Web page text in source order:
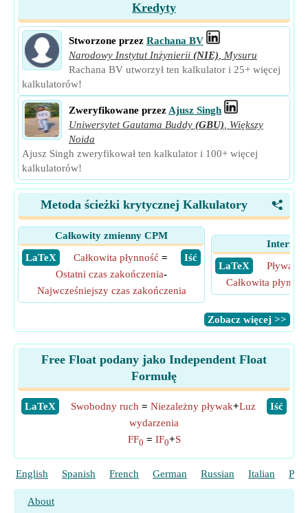
Kredyty
Stworzone przez Rachana BV
Narodowy Instytut Inżynierii (NIE)
Mysuru
Rachana BV utworzył ten kalkulator i 25+ więcej
kalkulatorów!
Zweryfikowane przez Ajusz Singh
Uniwersytet Gautama Buddy (GBU)
Większy
Noida
Ajusz Singh zweryfikował ten kalkulator i 100+ więcej
kalkulatorów!
<
Metoda ścieżki krytycznej Kalkulatory
Całkowity zmienny CPM
​ LaTeX
​ Iść
Całkowita płynność =
Ostatni czas zakończenia-
Najwcześniejszy czas zakończenia
​ LaTeX
Pływak
Całkowita
​Zobacz więcej >>
Free Float podany jako Independent Float
Formułę
​LaTeX ​Iść
Swobodny ruch = Niezależny pływak+Luz
wydarzenia
FF0 = IF0+S
English Spanish French German Russian Italian
About